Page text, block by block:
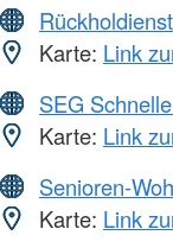
Rückholdienst
Karte: Link
SEG
Karte: Link
Senioren-
Karte: Link